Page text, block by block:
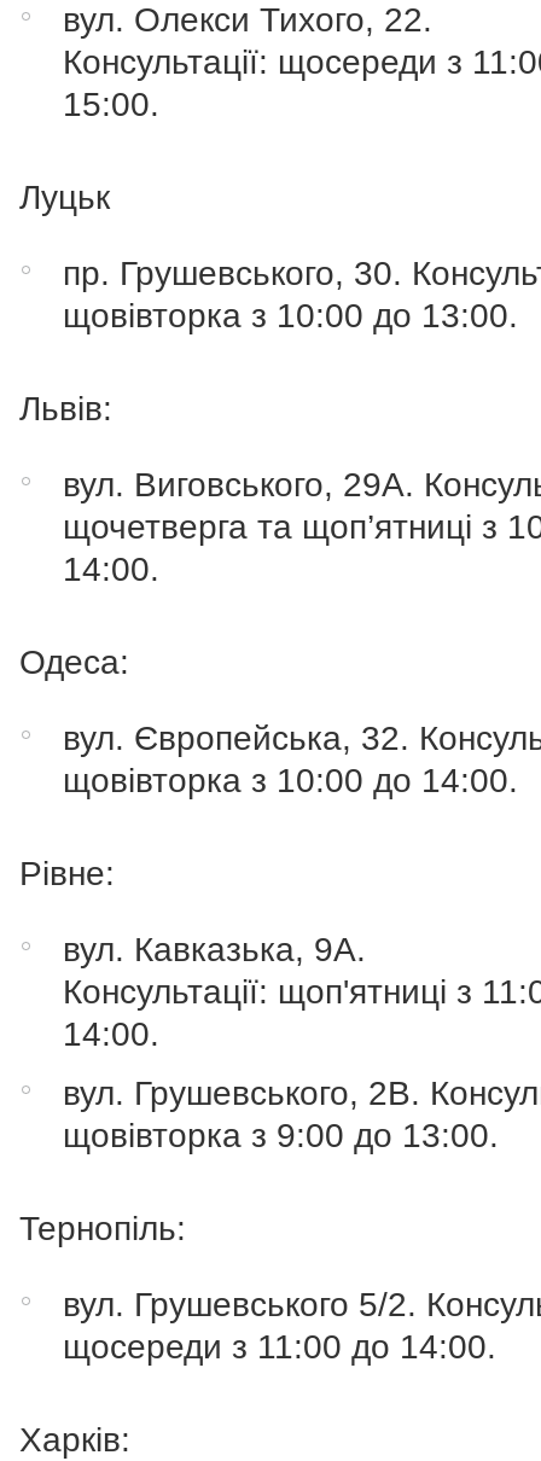
вул. Олекси Тихого, 22.
Консультації: щосереди з
15:00.
Луцьк
пр. Грушевського, 30.
щовівторка з 10:00 до 13:00.
Львів:
вул. Виговського, 29А.
щочетверга та щоп’ятниці з
14:00.
Одеса:
вул. Європейська, 32.
щовівторка з 10:00 до 14:00.
Рівне:
вул. Кавказька, 9А.
Консультації: щоп'ятниці з
14:00.
вул. Грушевського, 2В.
щовівторка з 9:00 до 13:00.
Тернопіль:
вул. Грушевського 5/2.
щосереди з 11:00 до 14:00.
Харків: